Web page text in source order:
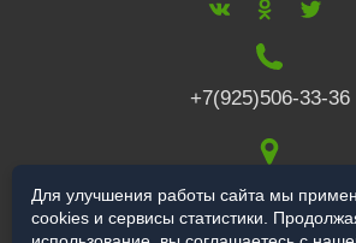
+7(925)506-33-36
117519,г. Москва,
Варшавское ш.,
Для улучшения работы сайта мы
cookies и сервисы статистики.